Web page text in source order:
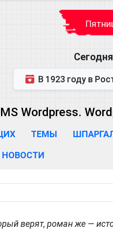
В 1923 году в Ростове-на-Дону
Wordpress.
ТЕМЫ
НОВОСТИ
верят, роман же —